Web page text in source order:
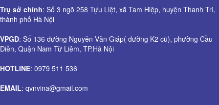
Trụ sở chính: Số 3 ngõ 258 Tựu Liệt, xã Tam Hiệp, huyện Thanh Trì,
thành phố Hà Nội
VPGD: Số 136 đường Nguyễn Văn Giáp( đường K2 cũ), phường Cầu
Diễn, Quận Nam Từ Liêm, TP.Hà Nội
HOTLINE: 0979 511 536
EMAIL: qvnvina@gmail.com